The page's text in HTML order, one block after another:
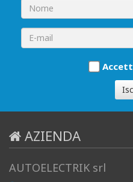
AZIENDA
AUTOELECTRIK srl